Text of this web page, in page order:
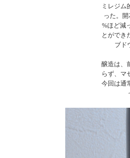
ミレジム
った。
%ほど減
とができ
ブド
醸造は、
らず、マ
今回は通